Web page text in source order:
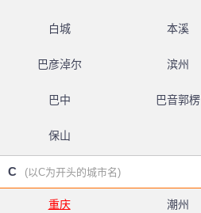
白城 本溪
巴彦淖尔 滨州
巴中 巴音郭楞
保山
C (以C为开头的城市名)
重庆 潮州